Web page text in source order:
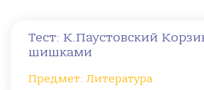
Тест: К.Паустовский
шишками
Предмет: Литература